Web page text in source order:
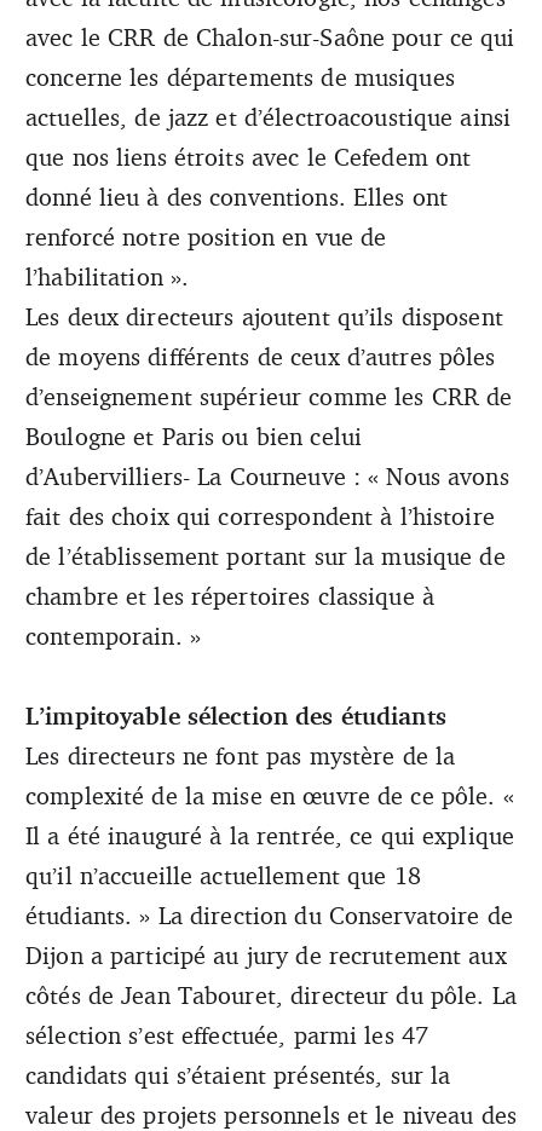
avec le CRR de Chalon-sur-Saône pour ce qui
concerne les départements de musiques
actuelles, de jazz et d’électroacoustique ainsi
que nos liens étroits avec le Cefedem ont
donné lieu à des conventions. Elles ont
renforcé notre position en vue de
l’habilitation ».
Les deux directeurs ajoutent qu’ils disposent
de moyens différents de ceux d’autres pôles
d’enseignement supérieur comme les CRR de
Boulogne et Paris ou bien celui
d’Aubervilliers- La Courneuve : « Nous avons
fait des choix qui correspondent à l’histoire
de l’établissement portant sur la musique de
chambre et les répertoires classique à
contemporain. »
L’impitoyable sélection des étudiants
Les directeurs ne font pas mystère de la
complexité de la mise en œuvre de ce pôle. «
Il a été inauguré à la rentrée, ce qui explique
qu’il n’accueille actuellement que 18
étudiants. » La direction du Conservatoire de
Dijon a participé au jury de recrutement aux
côtés de Jean Tabouret, directeur du pôle. La
sélection s’est effectuée, parmi les 47
candidats qui s’étaient présentés, sur la
valeur des projets personnels et le niveau des